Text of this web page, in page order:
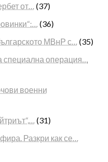
от… (37)
(36)
МВнР с… (35)
специална операция…
военни
(31)
Разкри как се…